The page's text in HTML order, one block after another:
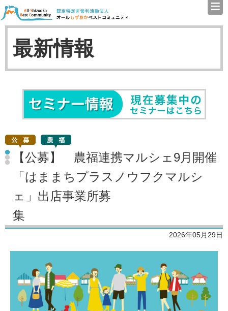
認定特定非営利活動法人（
≡
最新情報
【公募】 農福連携マルシェ9月開催
「はままちプラスノウフクマルシ
ェ」出店事業所募
集
2026年05月29日